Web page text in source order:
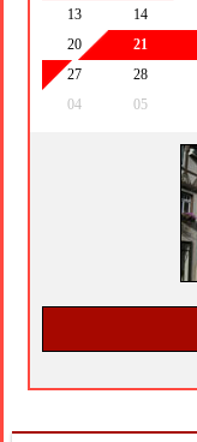
13
14
20
21
27
28
04
05